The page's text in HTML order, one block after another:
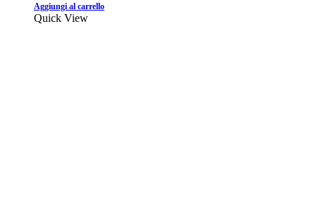
Aggiungi al carrello
Quick View